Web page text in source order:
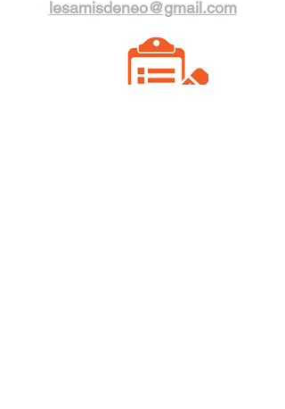
lesamisdeneo@gmail.com